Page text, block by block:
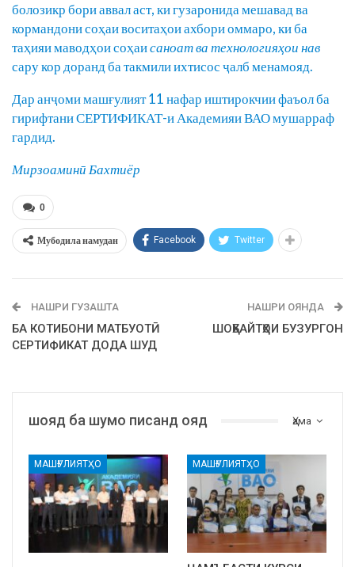
болозикр бори аввал аст, ки гузаронида мешавад ва
кормандони соҳаи воситаҳои ахбори оммаро, ки ба
таҳияи маводҳои соҳаисаноат ва технологияҳои нав
сару кор доранд ба такмили ихтисос ҷалб менамояд.
Дар анҷоми машғулият 11 нафар иштирокчии фаъол ба
гирифтани СЕРТИФИКАТ-и Академияи ВАО мушарраф
гардид.
Мирзоаминӣ Бахтиёр
0
Мубодила намудан Facebook Twitter
НАШРИ ГУЗАШТА
БА КОТИБОНИ МАТБУОТӢ
СЕРТИФИКАТ ДОДА ШУД
НАШРИ ОЯНДА
ШОҲБАЙТҲОИ БУЗУРГОН
Ҳама
шояд ба шумо писанд ояд
МАШҒУЛИЯТҲО МАШҒУЛИЯТҲО